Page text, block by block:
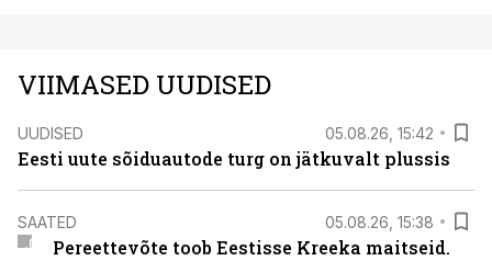
VIIMASED UUDISED
UUDISED 05.08.26, 15:42
Eesti uute sõiduautode turg on jätkuvalt plussis
SAATED 05.08.26, 15:38
Pereettevõte toob Eestisse Kreeka maitseid.